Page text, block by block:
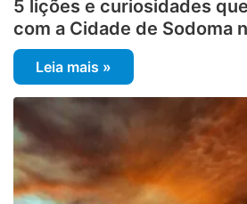
5 lições e curiosidades
com a Cidade de Sodoma
Leia mais »